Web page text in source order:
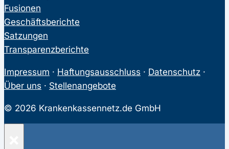
Fusionen
Geschäftsberichte
Satzungen
Transparenzberichte
Impressum · Haftungsausschluss · Datenschutz ·
Über uns · Stellenangebote
© 2026 Krankenkassennetz.de GmbH